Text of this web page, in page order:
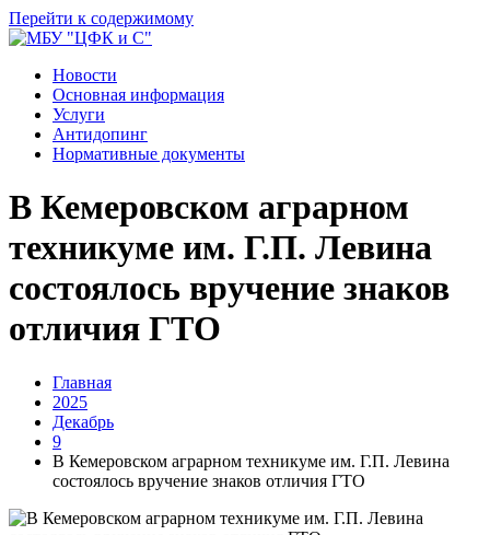
Перейти к содержимому
Новости
Основная информация
Услуги
Антидопинг
Нормативные документы
В Кемеровском аграрном
техникуме им. Г.П. Левина
состоялось вручение знаков
отличия ГТО
Главная
2025
Декабрь
9
В Кемеровском аграрном техникуме им. Г.П. Левина
состоялось вручение знаков отличия ГТО